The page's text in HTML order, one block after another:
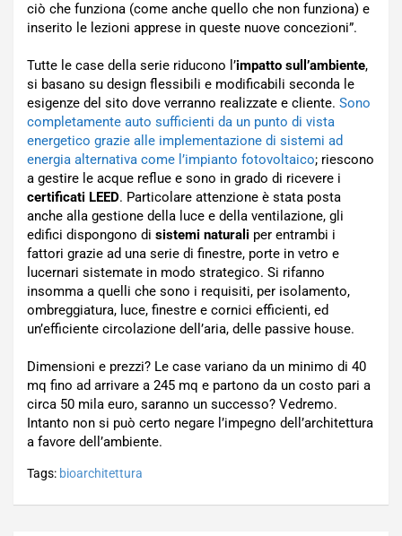
ciò che funziona (come anche quello che non funziona) e
inserito le lezioni apprese in queste nuove concezioni”.
Tutte le case della serie riducono l’impatto sull’ambiente,
si basano su design flessibili e modificabili seconda le
esigenze del sito dove verranno realizzate e cliente. Sono
completamente auto sufficienti da un punto di vista
energetico grazie alle implementazione di sistemi ad
energia alternativa come l’impianto fotovoltaico; riescono
a gestire le acque reflue e sono in grado di ricevere i
certificati LEED. Particolare attenzione è stata posta
anche alla gestione della luce e della ventilazione, gli
edifici dispongono di sistemi naturali per entrambi i
fattori grazie ad una serie di finestre, porte in vetro e
lucernari sistemate in modo strategico. Si rifanno
insomma a quelli che sono i requisiti, per isolamento,
ombreggiatura, luce, finestre e cornici efficienti, ed
un’efficiente circolazione dell’aria, delle passive house.
Dimensioni e prezzi? Le case variano da un minimo di 40
mq fino ad arrivare a 245 mq e partono da un costo pari a
circa 50 mila euro, saranno un successo? Vedremo.
Intanto non si può certo negare l’impegno dell’architettura
a favore dell’ambiente.
Tags: bioarchitettura